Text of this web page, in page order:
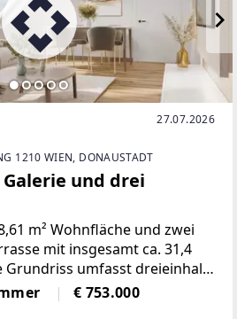
27.07.2026
1210 WIEN, DONAUSTADT
und drei
m² Wohnfläche und zwei
mit insgesamt ca. 31,4
Grundriss umfasst dreieinhalb
eine offene Wohnküche mit
und Nebenräumen.Die
€ 753.000